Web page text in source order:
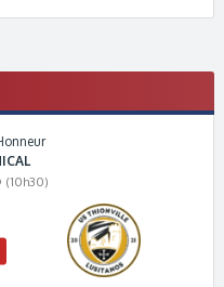
(10h30)